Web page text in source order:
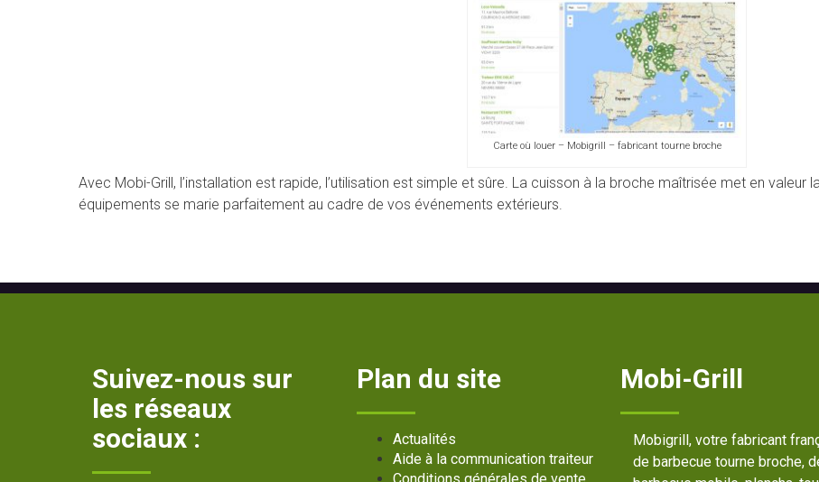
Carte où louer – Mobigrill – fabricant tourne broche
Avec Mobi-Grill, l’installation est rapide, l’utilisation est simple et sûre. La cuisson à la broche maîtrisée met en valeur
équipements se marie parfaitement au cadre de vos événements extérieurs.
Suivez-nous sur
les réseaux
sociaux :
Plan du site
Actualités
Aide à la communication traiteur
Mobi-Grill
Mobigrill, votre fabricant
de barbecue tourne broche,